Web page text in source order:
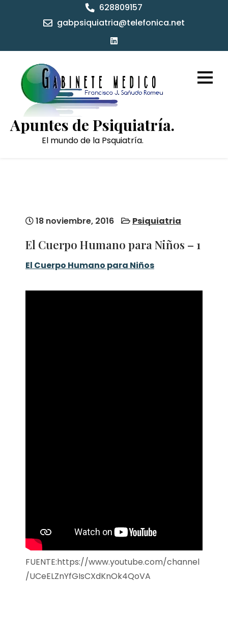
628809157
gabpsiquiatria@telefonica.net
Apuntes de Psiquiatría.
El mundo de la Psquiatría.
18 noviembre, 2016 Psiquiatria
El Cuerpo Humano para Niños – 1
El Cuerpo Humano para Niños
FUENTE:https://www.youtube.com/channel
/UCeELZnYfGIsCXdKnOk4QoVA